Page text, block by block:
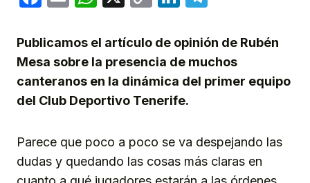
Publicamos el artículo de opinión de Rubén
Mesa sobre la presencia de muchos
canteranos en la dinámica del primer equipo
del Club Deportivo Tenerife.
Parece que poco a poco se va despejando las
dudas y quedando las cosas más claras en